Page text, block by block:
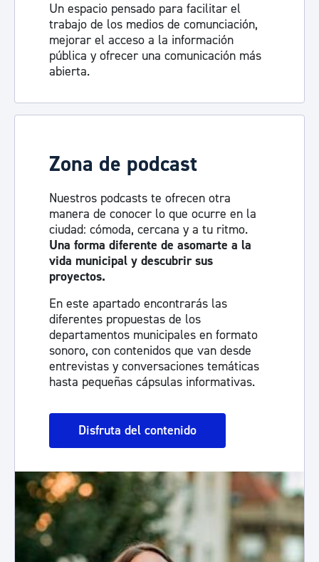
Un espacio pensado para facilitar el
trabajo de los medios de comunciación,
mejorar el acceso a la información
pública y ofrecer una comunicación más
abierta.
Visita la sala de prensa
Zona de podcast
Nuestros podcasts te ofrecen otra
manera de conocer lo que ocurre en la
ciudad: cómoda, cercana y a tu ritmo.
Una forma diferente de asomarte a la
vida municipal y descubrir sus
proyectos.
En este apartado encontrarás las
diferentes propuestas de los
departamentos municipales en formato
sonoro, con contenidos que van desde
entrevistas y conversaciones temáticas
hasta pequeñas cápsulas informativas.
Disfruta del contenido